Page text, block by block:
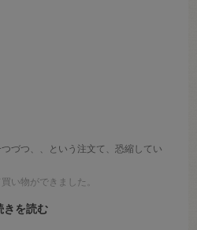
づつ、、という注文て、恐縮してい
い物ができました。
ます。
きを読む